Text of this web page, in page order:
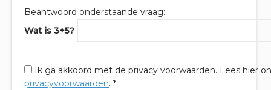
Beantwoord onderstaande vraag:
Wat is 3+5?
Ik ga akkoord met de privacy voorwaarden. Lees hier
privacyvoorwaarden. *